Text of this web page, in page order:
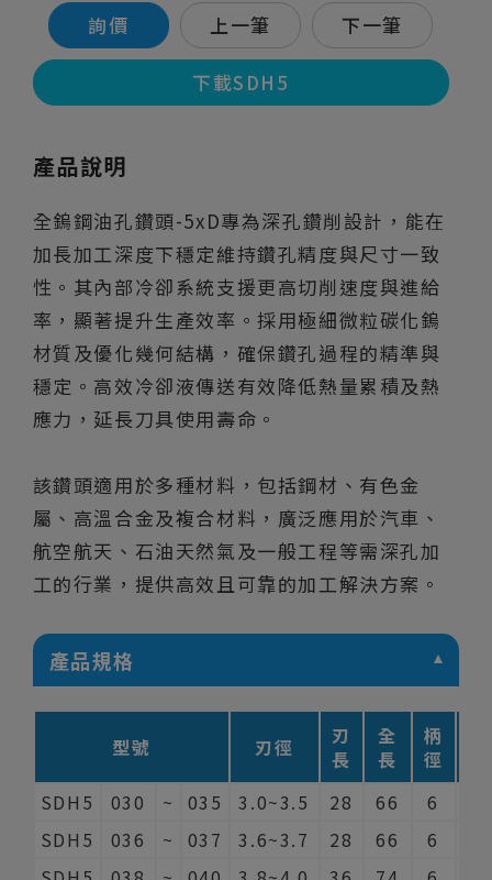
詢價 上一筆 下一筆
下載SDH5
產品說明
全鎢鋼油孔鑽頭-5xD專為深孔鑽削設計，能在
加長加工深度下穩定維持鑽孔精度與尺寸一致
性。其內部冷卻系統支援更高切削速度與進給
率，顯著提升生產效率。採用極細微粒碳化鎢
材質及優化幾何結構，確保鑽孔過程的精準與
穩定。高效冷卻液傳送有效降低熱量累積及熱
應力，延長刀具使用壽命。
該鑽頭適用於多種材料，包括鋼材、有色金
屬、高溫合金及複合材料，廣泛應用於汽車、
航空航天、石油天然氣及一般工程等需深孔加
工的行業，提供高效且可靠的加工解決方案。
產品規格
型號 刃徑
刃
長
全
長
柄
徑
SDH5
030 ~ 035 3.0~3.5 28 66 6
SDH5
036 ~ 037 3.6~3.7 28 66 6